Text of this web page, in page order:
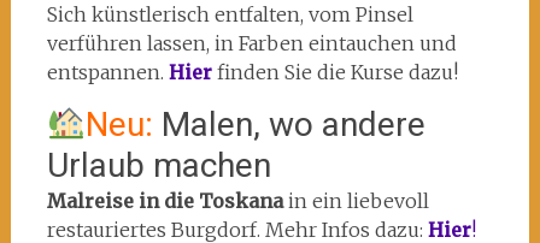
Sich künstlerisch entfalten, vom Pinsel
verführen lassen, in Farben eintauchen und
entspannen. Hier finden Sie die Kurse dazu!
Neu: Malen, wo andere
Urlaub machen
Malreise in die Toskanain ein liebevoll
restauriertes Burgdorf. Mehr Infos dazu: Hier!